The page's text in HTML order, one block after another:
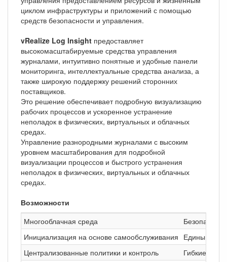
циклом инфраструктуры и приложений с помощью
средств безопасности и управления.
vRealize Log lnsight предоставляет
высокомасштабируемые средства управления
журналами, интуитивно понятные и удобные панели
мониторинга, интеллектуальные средства анализа, а
также широкую поддержку решений сторонних
поставщиков.
Это решение обеспечивает подробную визуализацию
рабочих процессов и ускоренное устранение
неполадок в физических, виртуальных и облачных
средах.
Управление разнородными журналами с высоким
уровнем масштабирования для подробной
визуализации процессов и быстрого устранения
неполадок в физических, виртуальных и облачных
средах.
Возможности
Многооблачная среда
Безопасный
Инициализация на основе самообслуживания Единый
Централизованные политики и контроль
Гибкие